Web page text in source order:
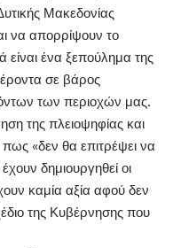
Μακεδονίας
να απορρίψουν το
είναι ένα ξεπούλημα της
σε βάρος
των περιοχών μας.
της πλειοψηφίας και
πως «δεν θα επιτρέψει να
δημιουργηθεί οι
καμία αξία αφού δεν
της Κυβέρνησης που